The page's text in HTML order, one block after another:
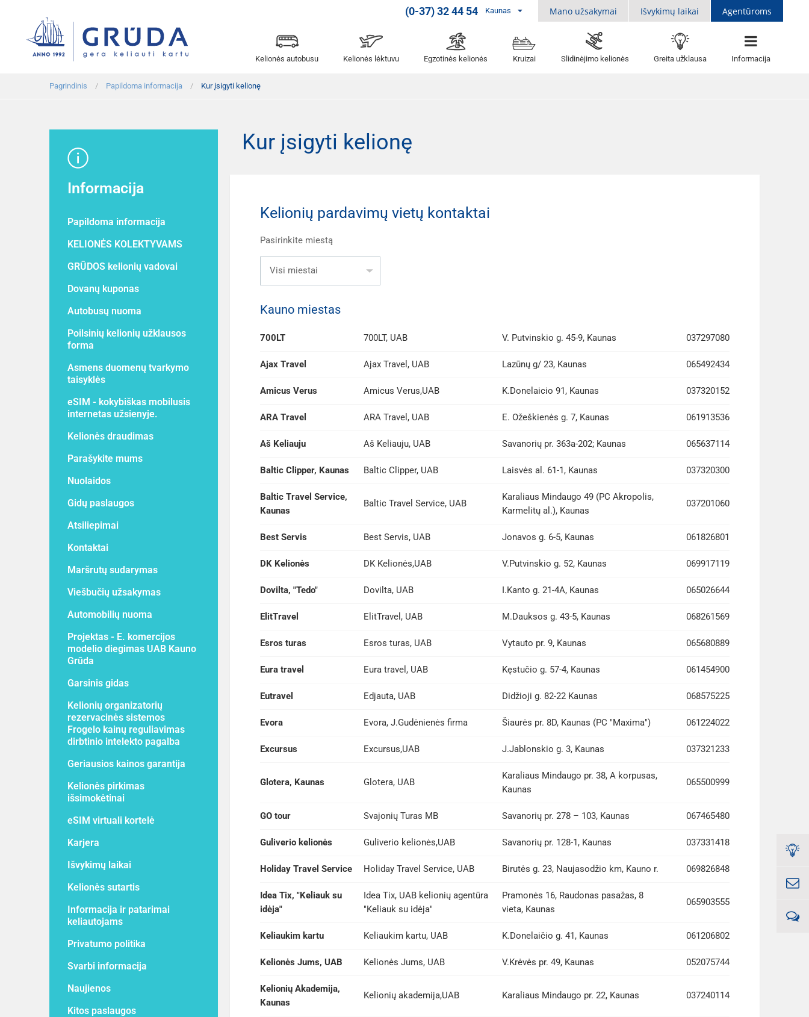
(0-37) 32 44 54 Kaunas Mano užsakymai Išvykimų laikai Agentūroms
Kelionės autobusu Kelionės lėktuvu Egzotinės kelionės Kruizai Slidinėjimo kelionės Greita užklausa Informacija
Pagrindinis Papildoma informacija Kur įsigyti kelionę
Informacija
Papildoma informacija
KELIONĖS KOLEKTYVAMS
GRŪDOS kelionių vadovai
Dovanų kuponas
Autobusų nuoma
Poilsinių kelionių užklausos
forma
Asmens duomenų tvarkymo
taisyklės
eSIM - kokybiškas mobilusis
internetas užsienyje.
Kelionės draudimas
Parašykite mums
Nuolaidos
Gidų paslaugos
Atsiliepimai
Kontaktai
Maršrutų sudarymas
Viešbučių užsakymas
Automobilių nuoma
Projektas - E. komercijos
modelio diegimas UAB Kauno
Grūda
Garsinis gidas
Kelionių organizatorių
rezervacinės sistemos
Frogelo kainų reguliavimas
dirbtinio intelekto pagalba
Geriausios kainos garantija
Kelionės pirkimas
išsimokėtinai
eSIM virtuali kortelė
Karjera
Išvykimų laikai
Kelionės sutartis
Informacija ir patarimai
keliautojams
Privatumo politika
Svarbi informacija
Naujienos
Kitos paslaugos
Kur įsigyti kelionę
Kelionių pardavimų vietų kontaktai
Pasirinkite miestą
Visi miestai
Kauno miestas
700LT 700LT, UAB V. Putvinskio g. 45-9, Kaunas 037297080
Ajax Travel Ajax Travel, UAB Lazūnų g/ 23, Kaunas 065492434
Amicus Verus Amicus Verus,UAB K.Donelaicio 91, Kaunas 037320152
ARA Travel ARA Travel, UAB E. Ožeškienės g. 7, Kaunas 061913536
Aš Keliauju Aš Keliauju, UAB Savanorių pr. 363a-202; Kaunas 065637114
Baltic Clipper, Kaunas Baltic Clipper, UAB Laisvės al. 61-1, Kaunas 037320300
Baltic Travel Service,
Kaunas
Baltic Travel Service, UAB
Karaliaus Mindaugo 49 (PC Akropolis,
Karmelitų al.), Kaunas
037201060
Best Servis Best Servis, UAB Jonavos g. 6-5, Kaunas 061826801
DK Kelionės DK Kelionės,UAB V.Putvinskio g. 52, Kaunas 069917119
Dovilta, "Tedo" Dovilta, UAB I.Kanto g. 21-4A, Kaunas 065026644
ElitTravel ElitTravel, UAB M.Dauksos g. 43-5, Kaunas 068261569
Esros turas Esros turas, UAB Vytauto pr. 9, Kaunas 065680889
Eura travel Eura travel, UAB Kęstučio g. 57-4, Kaunas 061454900
Eutravel Edjauta, UAB Didžioji g. 82-22 Kaunas 068575225
Evora Evora, J.Gudėnienės firma Šiaurės pr. 8D, Kaunas (PC "Maxima") 061224022
Excursus Excursus,UAB J.Jablonskio g. 3, Kaunas 037321233
Glotera, Kaunas Glotera, UAB
Karaliaus Mindaugo pr. 38, A korpusas,
Kaunas
065500999
GO tour Svajonių Turas MB Savanorių pr. 278 – 103, Kaunas 067465480
Guliverio kelionės Guliverio kelionės,UAB Savanorių pr. 128-1, Kaunas 037331418
Holiday Travel Service Holiday Travel Service, UAB Birutės g. 23, Naujasodžio km, Kauno r. 069826848
Idea Tix, "Keliauk su
idėja"
Idea Tix, UAB kelionių agentūra
"Keliauk su idėja"
Pramonės 16, Raudonas pasažas, 8
vieta, Kaunas
065903555
Keliaukim kartu Keliaukim kartu, UAB K.Donelaičio g. 41, Kaunas 061206802
Kelionės Jums, UAB Kelionės Jums, UAB V.Krėvės pr. 49, Kaunas 052075744
Kelionių Akademija,
Kaunas
Kelionių akademija,UAB Karaliaus Mindaugo pr. 22, Kaunas 037240114